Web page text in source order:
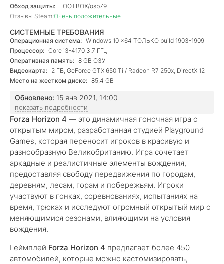
Обход защиты: LOOTBOX/osb79
Отзывы Steam:Очень положительные
СИСТЕМНЫЕ ТРЕБОВАНИЯ
Операционная система: Windows 10 x64 ТОЛЬКО build 1903-1909
Процессор: Core i3-4170 3.7 ГГц
Оперативная память: 8 GB ОЗУ
Видеокарта: 2 ГБ, GeForce GTX 650 Ti / Radeon R7 250x, DirectX 12
Место на жестком диске: 85,4 GB
Обновлено: 15 янв 2021, 14:00
показать подробности
Forza Horizon 4 — это динамичная гоночная игра с
открытым миром, разработанная студией Playground
Games, которая переносит игроков в красивую и
разнообразную Великобританию. Игра сочетает
аркадные и реалистичные элементы вождения,
предоставляя свободу передвижения по городам,
деревням, лесам, горам и побережьям. Игроки
участвуют в гонках, соревнованиях, испытаниях на
время, трюках и исследуют огромный открытый мир с
меняющимися сезонами, влияющими на условия
вождения.
Геймплей Forza Horizon 4 предлагает более 450
автомобилей, которые можно кастомизировать,